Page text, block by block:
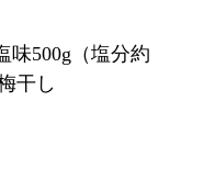
味500g（塩分約
干し